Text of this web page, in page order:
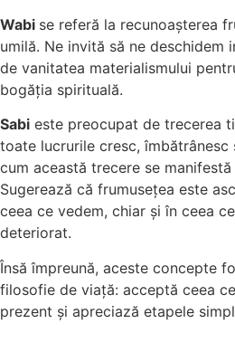
Wabi se referă la recunoașterea
umilă. Ne invită să ne deschidem
de vanitatea materialismului
bogăția spirituală.
Sabi este preocupat de trecerea
toate lucrurile cresc, îmbătrânesc
cum această trecere se
Sugerează că frumusețea este
ceea ce vedem, chiar și în ceea
deteriorat.
Însă împreună, aceste concepte
filosofie de viață: acceptă ceea
prezent și apreciază etapele